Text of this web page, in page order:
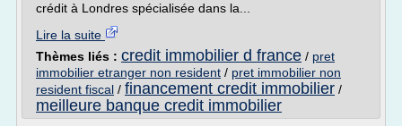
crédit à Londres spécialisée dans la...
Lire la suite
Thèmes liés : credit immobilier d france / pret
immobilier etranger non resident / pret immobilier non
resident fiscal / financement credit immobilier /
meilleure banque credit immobilier